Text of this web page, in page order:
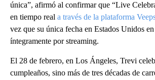
única”, afirmó al confirmar que “Live
en tiempo real a través de la plataforma
vez que su única fecha en Estados Unidos
íntegramente por streaming.
El 28 de febrero, en Los Ángeles, Trevi
cumpleaños, sino más de tres décadas de